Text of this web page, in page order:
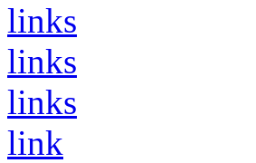
links
links
links
link